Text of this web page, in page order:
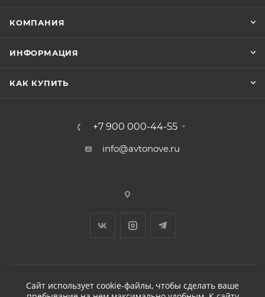
КОМПАНИЯ
ИНФОРМАЦИЯ
КАК КУПИТЬ
+7 900 000-44-55
info@avtonove.ru
Сайт использует cookie-файлы, чтобы сделать ваше